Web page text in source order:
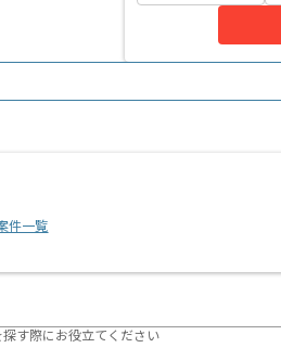
件一覧
す際にお役立てください